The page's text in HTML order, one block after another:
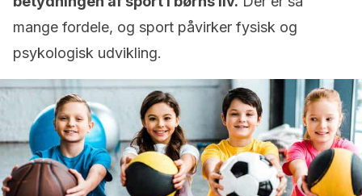
mange fordele, og sport påvirker fysisk og
psykologisk udvikling.